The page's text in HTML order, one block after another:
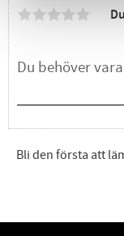
Du
Bli den första att